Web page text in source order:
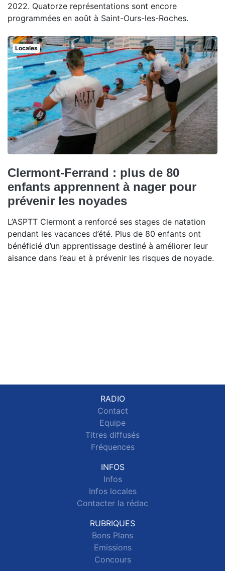
2022. Quatorze représentations sont encore
programmées en août à Saint-Ours-les-Roches.
Locales
Clermont-Ferrand : plus de 80
enfants apprennent à nager pour
prévenir les noyades
L’ASPTT Clermont a renforcé ses stages de natation
pendant les vacances d’été. Plus de 80 enfants ont
bénéficié d’un apprentissage destiné à améliorer leur
aisance dans l’eau et à prévenir les risques de noyade.
RADIO
Contact
Equipe
Titres diffusés
Fréquences
INFOS
Infos
Infos locales
Contacter la rédac
RUBRIQUES
Bons Plans
Emissions
Concours